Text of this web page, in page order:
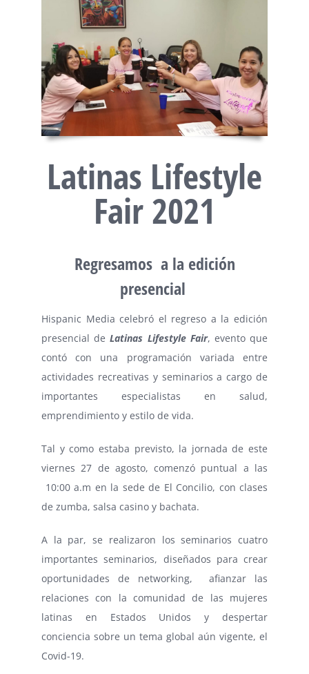
Latinas Lifestyle
Fair 2021
Regresamos a la edición
presencial
Hispanic Media celebró el regreso a la edición
presencial deLatinas Lifestyle Fair, evento que
contó con una programación variada entre
actividades recreativas y seminarios a cargo de
importantes especialistas en salud,
emprendimiento y estilo de vida.
Tal y como estaba previsto, la jornada de este
viernes 27 de agosto, comenzó puntual a las
10:00 a.m en la sede de El Concilio, con clases
de zumba, salsa casino y bachata.
A la par, se realizaron los seminarios cuatro
importantes seminarios, diseñados para crear
oportunidades de networking, afianzar las
relaciones con la comunidad de las mujeres
latinas en Estados Unidos y despertar
conciencia sobre un tema global aún vigente, el
Covid-19.